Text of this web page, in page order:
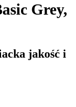
Grey,
jakość i